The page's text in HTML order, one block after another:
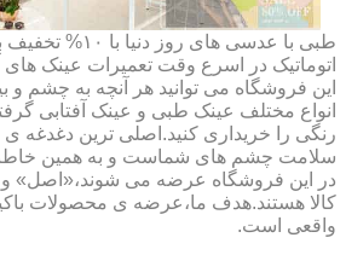
طبی با عدسی های
اتوماتیک در اسرع وقت تعمیرات عینک های
این فروشگاه می توانید هر آنچه به چشم و
انواع مختلف عینک طبی و عینک آفتابی
رنگی را خریداری کنید.اصلی ترین دغدغه
سلامت چشم های شماست و به همین
در این فروشگاه عرضه می شوند،«اصل» و
کالا هستند.هدف ما،عرضه ی محصولات
واقعی است.